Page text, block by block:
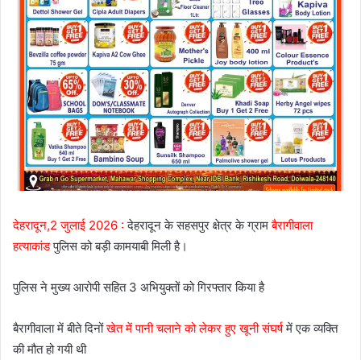
देहरादून,2 जुलाई 2026 : देहरादून के सहसपुर क्षेत्र के ग्रामबैरागीवाला
हत्याकांडपुलिस को बड़ी कामयाबी मिली है।
पुलिस ने मुख्य आरोपी सहित 3 अभियुक्तों को गिरफ्तार किया है
बैरागीवाला में बीते दिनोंखेत में पानी चलाने को लेकर हुए खूनी संघर्षमें एक व्यक्ति
की मौत हो गयी थी